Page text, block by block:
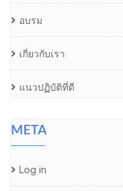
อบรม
เกี่ยวกับเรา
แนวปฏิบัติที่ดี
META
Log in